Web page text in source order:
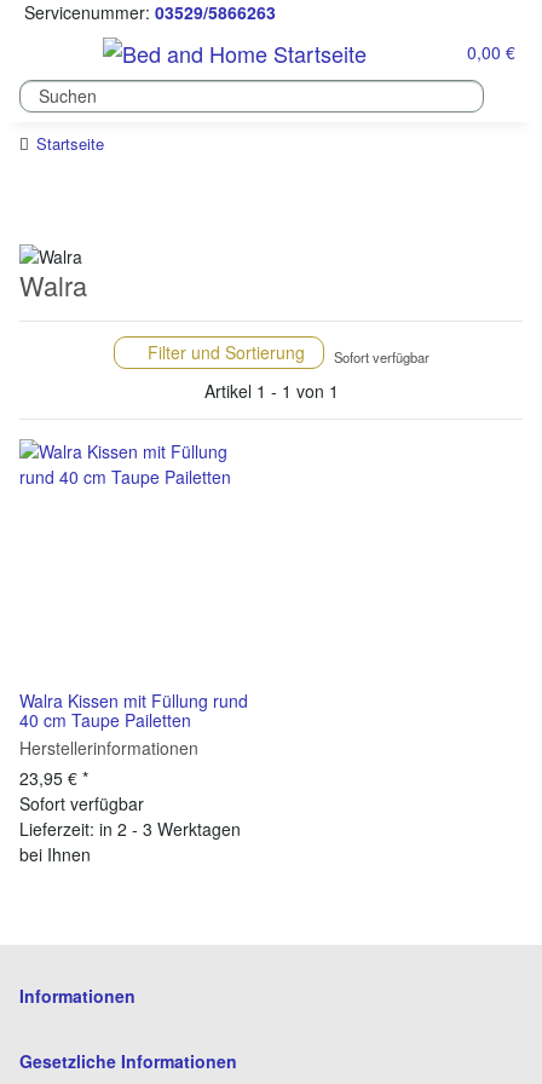
Servicenummer: 03529/5866263
0,00 €
Startseite
Walra
Filter und Sortierung Sofort verfügbar
Artikel 1 - 1 von 1
Walra Kissen mit Füllung rund
40 cm Taupe Pailetten
Herstellerinformationen
23,95 € *
Sofort verfügbar
Lieferzeit: in 2 - 3 Werktagen
bei Ihnen
Informationen
Gesetzliche Informationen